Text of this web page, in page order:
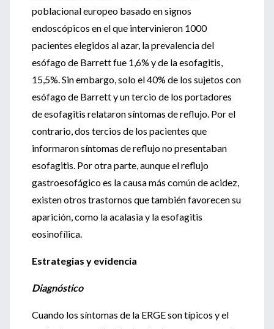
poblacional europeo basado en signos
endoscópicos en el que intervinieron 1000
pacientes elegidos al azar, la prevalencia del
esófago de Barrett fue 1,6% y de la esofagitis,
15,5%. Sin embargo, solo el 40% de los sujetos con
esófago de Barrett y un tercio de los portadores
de esofagitis relataron síntomas de reflujo. Por el
contrario, dos tercios de los pacientes que
informaron síntomas de reflujo no presentaban
esofagitis. Por otra parte, aunque el reflujo
gastroesofágico es la causa más común de acidez,
existen otros trastornos que también favorecen su
aparición, como la acalasia y la esofagitis
eosinofílica.
Estrategias y evidencia
Diagnóstico
Cuando los síntomas de la ERGE son típicos y el